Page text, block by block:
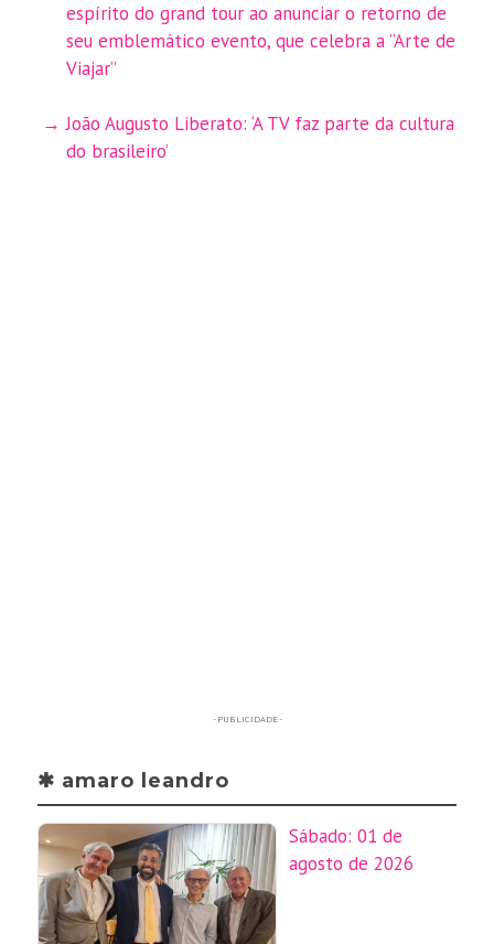
espírito do grand tour ao anunciar o retorno de
seu emblemático evento, que celebra a ”Arte de
Viajar”
João Augusto Liberato: ‘A TV faz parte da cultura
do brasileiro’
- PUBLICIDADE -
✱ amaro leandro
Sábado: 01 de
agosto de 2026